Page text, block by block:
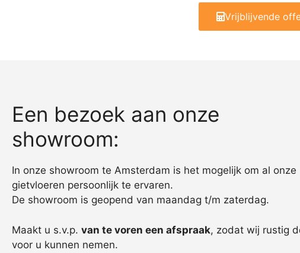
Vrijblijvende
Een bezoek aan onze
showroom:
In onze showroom te Amsterdam is het mogelijk om al onze
gietvloeren persoonlijk te ervaren.
De showroom is geopend van maandag t/m zaterdag.
Maakt u s.v.p. van te voren een afspraak, zodat wij rustig
voor u kunnen nemen.